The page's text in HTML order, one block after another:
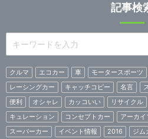
記事検
クルマ エコカー 車 モータースポーツ
レーシングカー
キャッチコピー 名言
便利
オシャレ カッコいい リサイクル
キュレーション
コンセプトカー アーカイ
スーパーカー
イベント情報 2016 ジム